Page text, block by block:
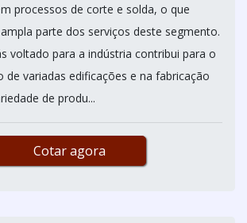
processos de corte e solda, o que
parte dos serviços deste segmento.
voltado para a indústria contribui para o
de variadas edificações e na fabricação
de produ...
Cotar agora